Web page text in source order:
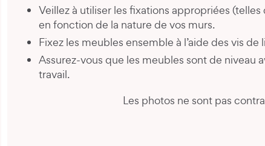
Veillez à utiliser les fixations appropriées
en fonction de la nature de vos murs.
Fixez les meubles ensemble à l’aide des vis de
Assurez-vous que les meubles sont de niveau
travail.
Les photos ne sont pas